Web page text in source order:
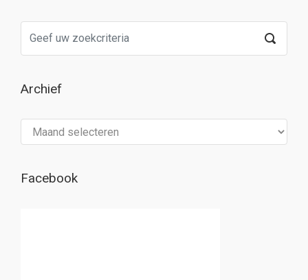
Archief
Facebook